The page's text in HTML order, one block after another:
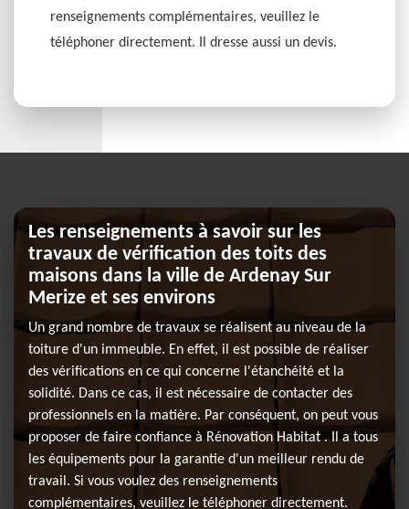
renseignements complémentaires, veuillez le
téléphoner directement. Il dresse aussi un devis.
Les renseignements à savoir sur les
travaux de vérification des toits des
maisons dans la ville de Ardenay Sur
Merize et ses environs
Un grand nombre de travaux se réalisent au niveau de la
toiture d'un immeuble. En effet, il est possible de réaliser
des vérifications en ce qui concerne l'étanchéité et la
solidité. Dans ce cas, il est nécessaire de contacter des
professionnels en la matière. Par conséquent, on peut vous
proposer de faire confiance à Rénovation Habitat . Il a tous
les équipements pour la garantie d'un meilleur rendu de
travail. Si vous voulez des renseignements
complémentaires, veuillez le téléphoner directement.